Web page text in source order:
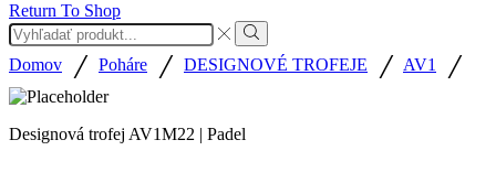
Return To Shop
Search
input
Search
Domov / Poháre / DESIGNOVÉ TROFEJE / AV1 /
Designová trofej AV1M22 | Padel